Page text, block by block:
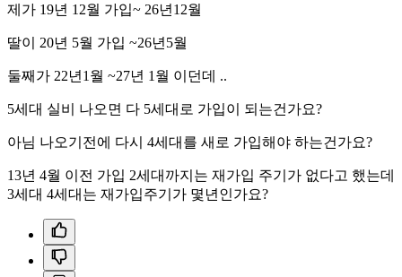
제가 19년 12월 가입~ 26년12월
딸이 20년 5월 가입 ~26년5월
둘째가 22년1월 ~27년 1월 이던데 ..
5세대 실비 나오면 다 5세대로 가입이 되는건가요?
아님 나오기전에 다시 4세대를 새로 가입해야 하는건가요?
13년 4월 이전 가입 2세대까지는 재가입 주기가 없다고 했는데
3세대 4세대는 재가입주기가 몇년인가요?